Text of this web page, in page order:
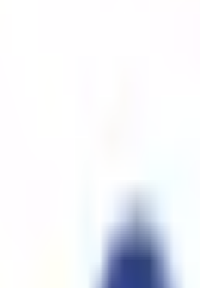
ニューです。 企業から面